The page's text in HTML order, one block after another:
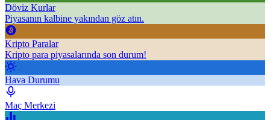
Döviz Kurlar
Piyasanın kalbine yakından göz atın.
Kripto Paralar
Kripto para piyasalarında son durum!
Hava Durumu
Maç Merkezi